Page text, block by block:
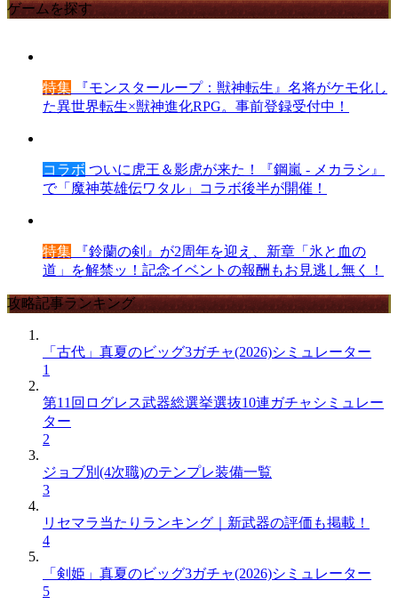
ゲームを探す
特集 『モンスターループ：獣神転生』名将がケモ化し
た異世界転生×獣神進化RPG。事前登録受付中！
コラボ ついに虎王＆影虎が来た！『鋼嵐 - メカラシ』
で「魔神英雄伝ワタル」コラボ後半が開催！
特集 『鈴蘭の剣』が2周年を迎え、新章「氷と血の
道」を解禁ッ！記念イベントの報酬もお見逃し無く！
攻略記事ランキング
「古代」真夏のビッグ3ガチャ(2026)シミュレーター
1
第11回ログレス武器総選挙選抜10連ガチャシミュレー
ター
2
ジョブ別(4次職)のテンプレ装備一覧
3
リセマラ当たりランキング｜新武器の評価も掲載！
4
「剣姫」真夏のビッグ3ガチャ(2026)シミュレーター
5